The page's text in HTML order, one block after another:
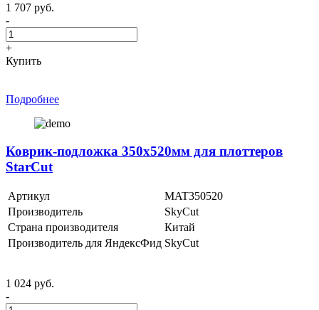
1 707 руб.
-
+
Купить
Подробнее
Коврик-подложка 350х520мм для плоттеров
StarCut
Артикул
MAT350520
Производитель
SkyCut
Страна производителя
Китай
Производитель для ЯндексФид SkyCut
1 024 руб.
-